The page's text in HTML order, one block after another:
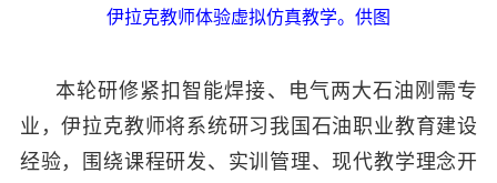
伊拉克教师体验虚拟仿真教学。供图
本轮研修紧扣智能焊接、电气两大石油刚需专
业，伊拉克教师将系统研习我国石油职业教育建设
经验，围绕课程研发、实训管理、现代教学理念开